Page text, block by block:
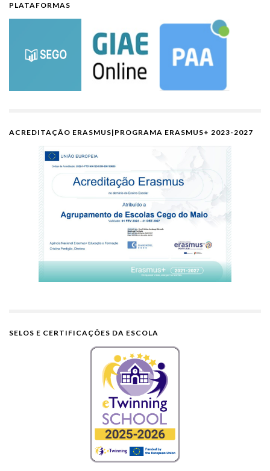
PLATAFORMAS
ACREDITAÇÃO ERASMUS|PROGRAMA ERASMUS+ 2023-2027
SELOS E CERTIFICAÇÕES DA ESCOLA